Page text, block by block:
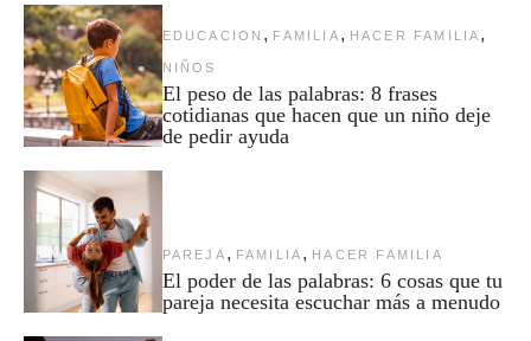
EDUCACION , FAMILIA , HACER FAMILIA ,
NIÑOS
El peso de las palabras: 8 frases
cotidianas que hacen que un niño deje
de pedir ayuda
PAREJA , FAMILIA , HACER FAMILIA
El poder de las palabras: 6 cosas que tu
pareja necesita escuchar más a menudo